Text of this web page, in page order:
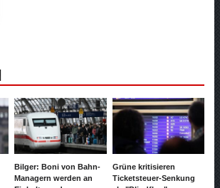
Bilger: Boni von Bahn-
Managern werden an
Grüne kritisieren
Ticketsteuer-Senkung